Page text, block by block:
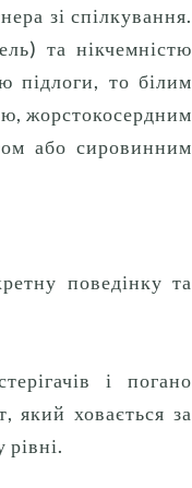
зі спілкування.
та нікчемністю
підлоги, то білим
жорстокосердним
або сировинним
поведінку та
і погано
який ховається за